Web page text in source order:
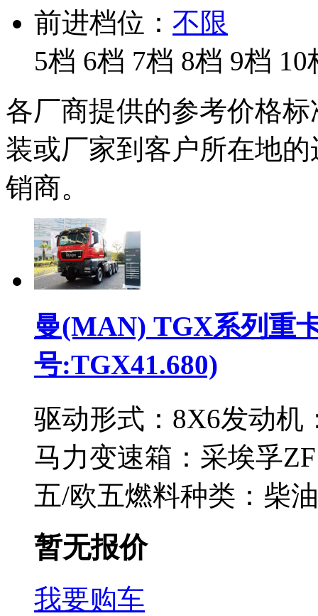
前进档位： 不限
5档 6档 7档 8档 9档 10
各厂商提供的参考价格
装或厂家到客户所在地
销商。
曼(MAN) TGX系列重
号:TGX41.680)
驱动形式： 8X6发动机
马力变速箱： 采埃孚
五/欧五燃料种类： 柴油
暂无报价
我要购车